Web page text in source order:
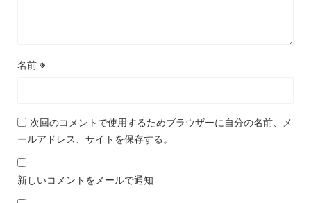
名前 ※
次回のコメントで使用するためブラウザーに自分の名前、メ
ールアドレス、サイトを保存する。
新しいコメントをメールで通知